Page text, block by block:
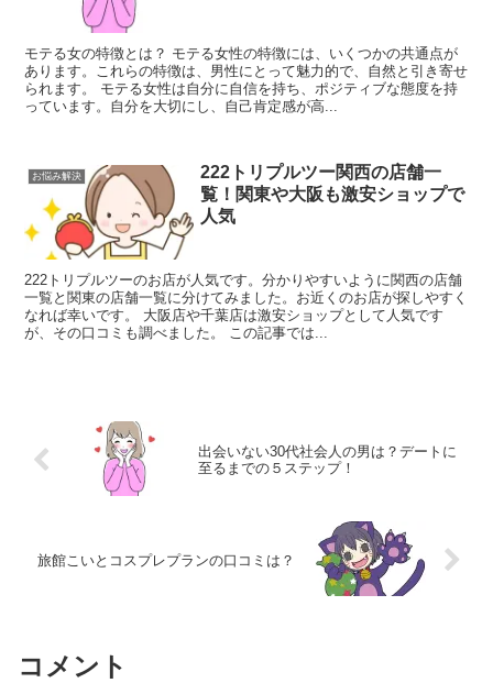
モテる女の特徴とは？ モテる女性の特徴には、いくつかの共通点が
あります。これらの特徴は、男性にとって魅力的で、自然と引き寄せ
られます。 モテる女性は自分に自信を持ち、ポジティブな態度を持
っています。自分を大切にし、自己肯定感が高...
お悩み解決
222トリプルツー関西の店舗一
覧！関東や大阪も激安ショップで
人気
222トリプルツーのお店が人気です。分かりやすいように関西の店舗
一覧と関東の店舗一覧に分けてみました。お近くのお店が探しやすく
なれば幸いです。 大阪店や千葉店は激安ショップとして人気です
が、その口コミも調べました。 この記事では...
出会いない30代社会人の男は？デートに
至るまでの５ステップ！
旅館こいとコスプレプランの口コミは？
コメント